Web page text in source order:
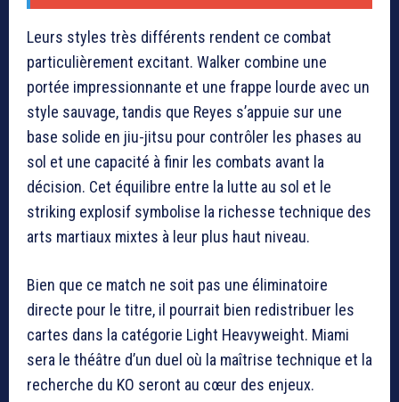
Leurs styles très différents rendent ce combat
particulièrement excitant. Walker combine une
portée impressionnante et une frappe lourde avec un
style sauvage, tandis que Reyes s’appuie sur une
base solide en jiu-jitsu pour contrôler les phases au
sol et une capacité à finir les combats avant la
décision. Cet équilibre entre la lutte au sol et le
striking explosif symbolise la richesse technique des
arts martiaux mixtes à leur plus haut niveau.
Bien que ce match ne soit pas une éliminatoire
directe pour le titre, il pourrait bien redistribuer les
cartes dans la catégorie Light Heavyweight. Miami
sera le théâtre d’un duel où la maîtrise technique et la
recherche du KO seront au cœur des enjeux.